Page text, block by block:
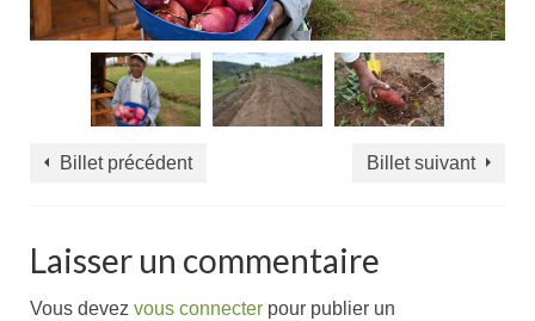
Billet précédent Billet suivant
Laisser un commentaire
Vous devez vous connecter pour publier un